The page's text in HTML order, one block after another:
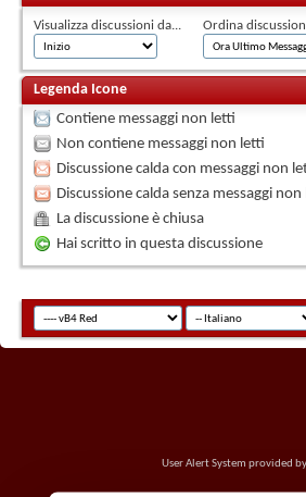
Visualizza discussioni da... Ordina
Legenda Icone
Contiene messaggi non letti
Non contiene messaggi non letti
Discussione calda con messaggi non
Discussione calda senza messaggi non
La discussione è chiusa
Hai scritto in questa discussione
User Alert System provided by